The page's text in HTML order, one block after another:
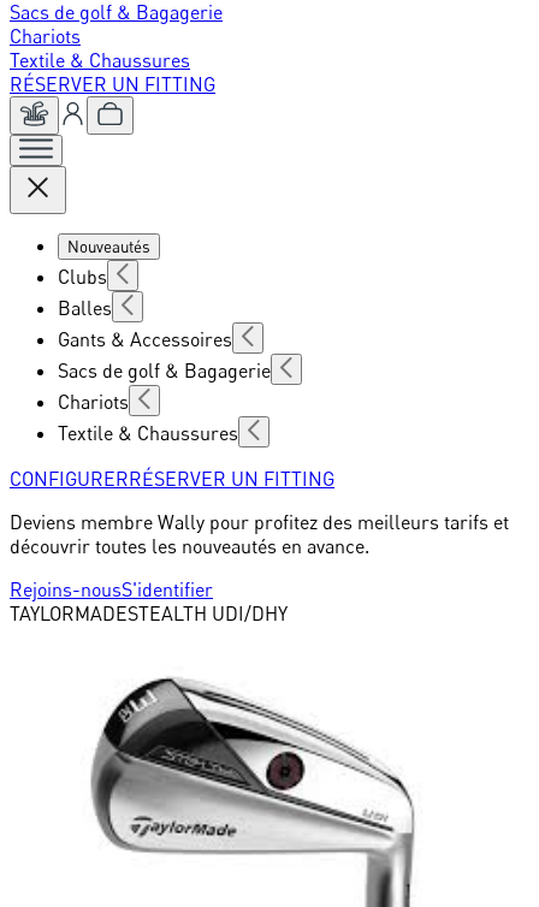
Sacs de golf & Bagagerie
Chariots
Textile & Chaussures
RÉSERVER UN FITTING
Nouveautés
Clubs
Balles
Gants & Accessoires
Sacs de golf & Bagagerie
Chariots
Textile & Chaussures
CONFIGURERRÉSERVER UN FITTING
Deviens membre Wally pour profitez des meilleurs tarifs et
découvrir toutes les nouveautés en avance.
Rejoins-nousS'identifier
TAYLORMADESTEALTH UDI/DHY